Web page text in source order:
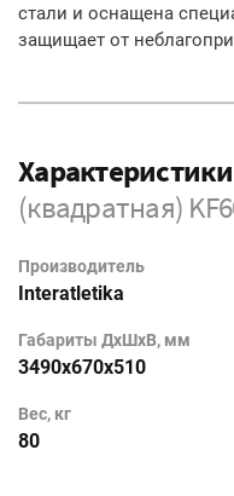
стали и оснащена
защищает от
Характеристики
(квадратная)
Производитель
Interatletika
Габариты ДхШхВ, мм
3490х670х510
Вес, кг
80